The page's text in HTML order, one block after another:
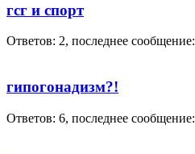
гсг и спорт
Ответов: 2, последнее сообщение:
гипогонадизм?!
Ответов: 6, последнее сообщение: